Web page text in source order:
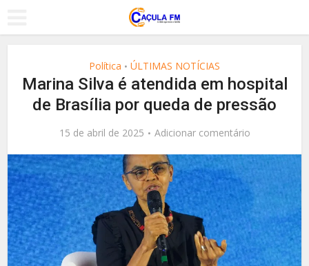
Política • ÚLTIMAS NOTÍCIAS
Marina Silva é atendida em hospital
de Brasília por queda de pressão
15 de abril de 2025 Adicionar comentário